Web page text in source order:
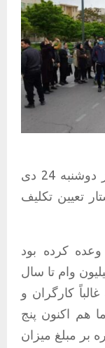
متقاضیان مسکن ملی در قزوین روز دوشنبه 24 دی
تعیین تکلیف
کرده بود
با ۱۰۰میلیون واریزی و ۱۰۰ میلیون وام تا سال
غالباً کارگران و
هم اکنون پنج
بر مبلغ میزان